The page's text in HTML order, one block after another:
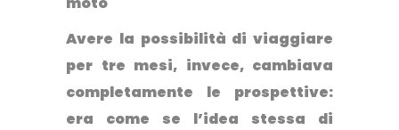
Avere la possibilità di viaggiare
per tre mesi, invece, cambiava
completamente le prospettive:
era come se l’idea stessa di